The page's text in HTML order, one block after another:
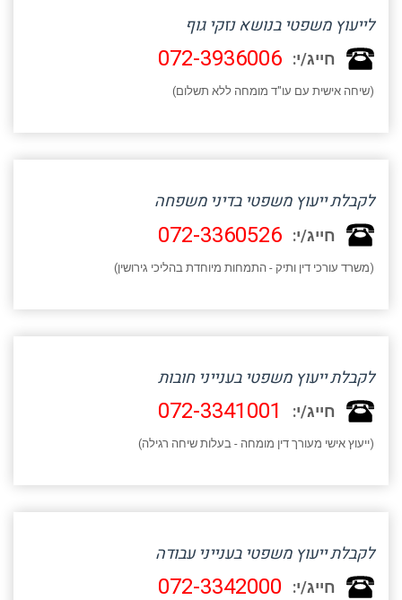
לייעוץ משפטי בנושא נזקי גוף
חייג/י: 072-3936006
(שיחה אישית עם עו"ד מומחה ללא תשלום)
לקבלת ייעוץ משפטי בדיני משפחה
חייג/י: 072-3360526
(משרד עורכי דין ותיק - התמחות מיוחדת בהליכי גירושין)
לקבלת ייעוץ משפטי בענייני חובות
חייג/י: 072-3341001
(ייעוץ אישי מעורך דין מומחה - בעלות שיחה רגילה)
לקבלת ייעוץ משפטי בענייני עבודה
חייג/י: 072-3342000